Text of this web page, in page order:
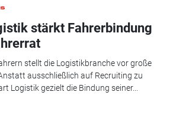
stärkt Fahrerbindung
stellt die Logistikbranche vor große
ausschließlich auf Recruiting zu
Logistik gezielt die Bindung seiner...